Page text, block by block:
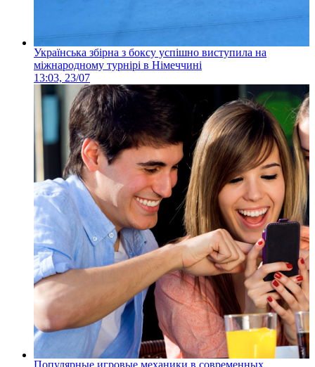
Українська збірна з боксу успішно виступила на
міжнародному турнірі в Німеччині
13:03, 23/07
Популярные игровые механики в современных